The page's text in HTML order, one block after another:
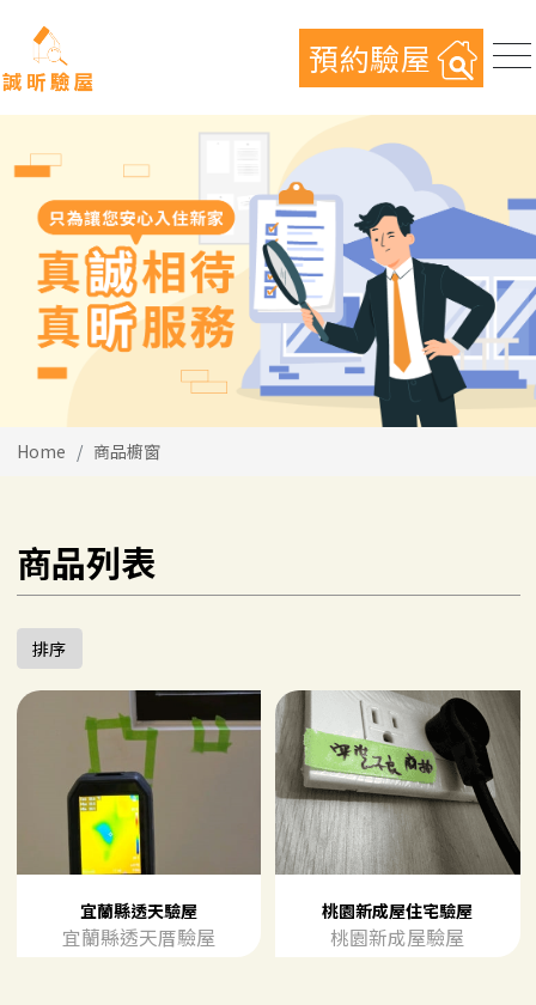
預約驗屋
Home 商品櫥窗
商品列表
排序
宜蘭縣透天驗屋
宜蘭縣透天厝驗屋
桃園新成屋住宅驗屋
桃園新成屋驗屋